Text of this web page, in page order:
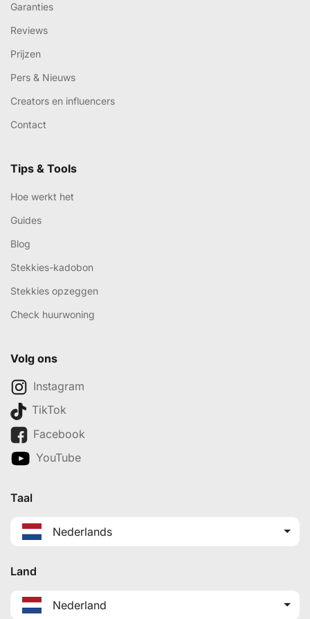
Garanties
Reviews
Prijzen
Pers & Nieuws
Creators en influencers
Contact
Tips & Tools
Hoe werkt het
Guides
Blog
Stekkies-kadobon
Stekkies opzeggen
Check huurwoning
Volg ons
Instagram
TikTok
Facebook
YouTube
Taal
Nederlands
Land
Nederland